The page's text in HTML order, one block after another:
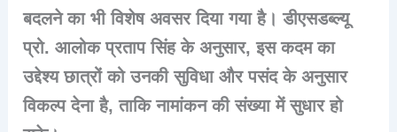
बदलने का भी विशेष अवसर दिया गया है। डीएसडब्ल्यू
प्रो. आलोक प्रताप सिंह के अनुसार, इस कदम का
उद्देश्य छात्रों को उनकी सुविधा और पसंद के अनुसार
विकल्प देना है, ताकि नामांकन की संख्या में सुधार हो